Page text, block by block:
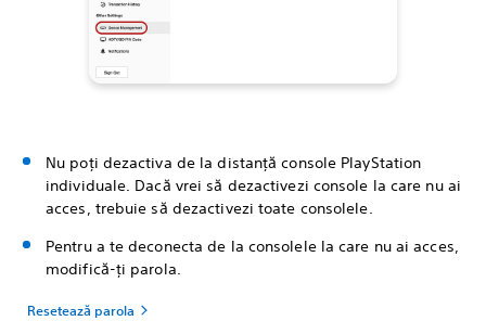
Nu poți dezactiva de la distanță console PlayStation
individuale. Dacă vrei să dezactivezi console la care nu ai
acces, trebuie să dezactivezi toate consolele.
Pentru a te deconecta de la consolele la care nu ai acces,
modifică-ți parola.
Resetează parola